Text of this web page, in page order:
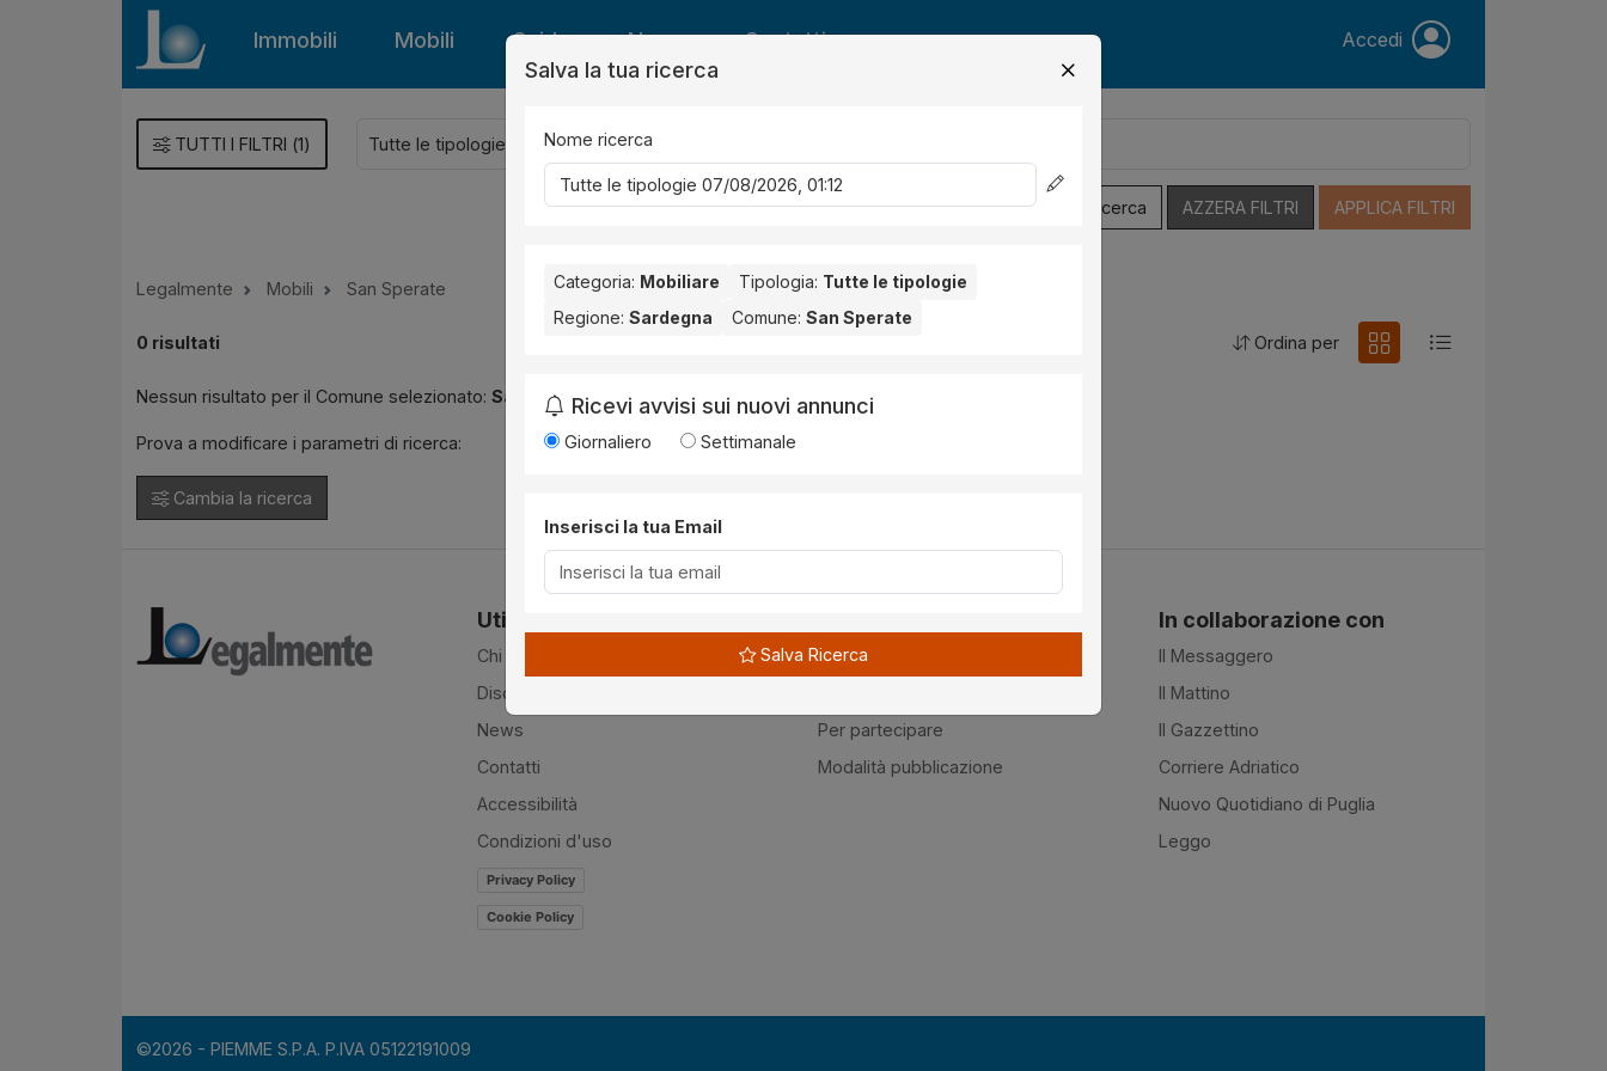
Immobili Mobili Guide News Contatti Accedi
TUTTI I FILTRI (1)
Salva Ricerca AZZERA FILTRI APPLICA FILTRI
Legalmente Mobili San Sperate
0 risultati Ordina per
Nessun risultato per il Comune selezionato: San Sperate . Nessun risultato per la Provincia selezionata:
Prova a modificare i parametri di ricerca:
Cambia la ricerca
Utilità
Chi siamo
Disclaimer
News
Contatti
Accessibilità
Condizioni d'uso
Privacy Policy
Cookie Policy
Normativa
Per partecipare
Modalità pubblicazione
In collaborazione con
Il Messaggero
Il Mattino
Il Gazzettino
Corriere Adriatico
Nuovo Quotidiano di Puglia
Leggo
©2026 - PIEMME S.P.A. P.IVA 05122191009
Salva la tua ricerca
Nome ricerca
Categoria: Mobiliare Tipologia: Tutte le tipologie
Regione: Sardegna Comune: San Sperate
Ricevi avvisi sui nuovi annunci
Giornaliero Settimanale
Inserisci la tua Email
Salva Ricerca